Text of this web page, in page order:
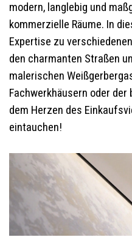
modern, langlebig und
kommerzielle Räume. In
Expertise zu
den charmanten Straßen
malerischen
Fachwerkhäusern oder
dem Herzen des
eintauchen!